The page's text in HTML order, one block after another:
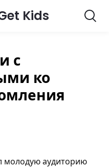
Kids
с
ко
молодую аудиторию